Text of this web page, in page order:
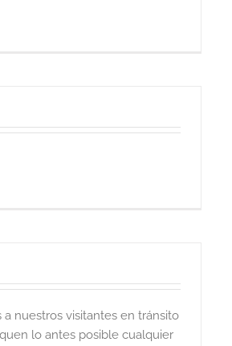
nuestros visitantes en tránsito
lo antes posible cualquier